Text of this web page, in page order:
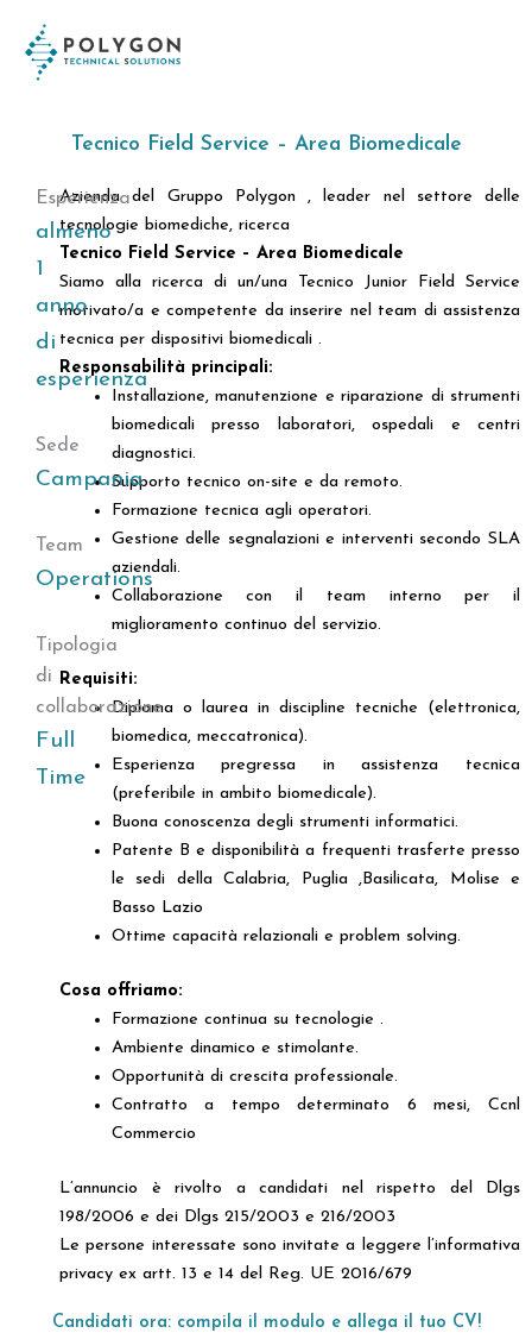
contenuto
Tecnico Field Service – Area Biomedicale
Azienda del Gruppo Polygon , leader nel settore delle
tecnologie biomediche, ricerca
Tecnico Field Service – Area Biomedicale
Siamo alla ricerca di un/una Tecnico Junior Field Service
motivato/a e competente da inserire nel team di assistenza
tecnica per dispositivi biomedicali .
Responsabilità principali:
Installazione, manutenzione e riparazione di strumenti
biomedicali presso laboratori, ospedali e centri
diagnostici.
Supporto tecnico on-site e da remoto.
Formazione tecnica agli operatori.
Gestione delle segnalazioni e interventi secondo SLA
aziendali.
Collaborazione con il team interno per il
miglioramento continuo del servizio.
Requisiti:
Diploma o laurea in discipline tecniche (elettronica,
biomedica, meccatronica).
Esperienza pregressa in assistenza tecnica
(preferibile in ambito biomedicale).
Buona conoscenza degli strumenti informatici.
Patente B e disponibilità a frequenti trasferte presso
le sedi della Calabria, Puglia ,Basilicata, Molise e
Basso Lazio
Ottime capacità relazionali e problem solving.
Cosa offriamo:
Formazione continua su tecnologie .
Ambiente dinamico e stimolante.
Opportunità di crescita professionale.
Contratto a tempo determinato 6 mesi, Ccnl
Commercio
L’annuncio è rivolto a candidati nel rispetto del Dlgs
198/2006 e dei Dlgs 215/2003 e 216/2003
Le persone interessate sono invitate a leggere l’informativa
privacy ex artt. 13 e 14 del Reg. UE 2016/679
Esperienza
almeno
1
anno
di
esperienza
Sede
Campania
Team
Operations
Tipologia
di
collaborazione
Full
Time
Candidati ora: compila il modulo e allega il tuo CV!